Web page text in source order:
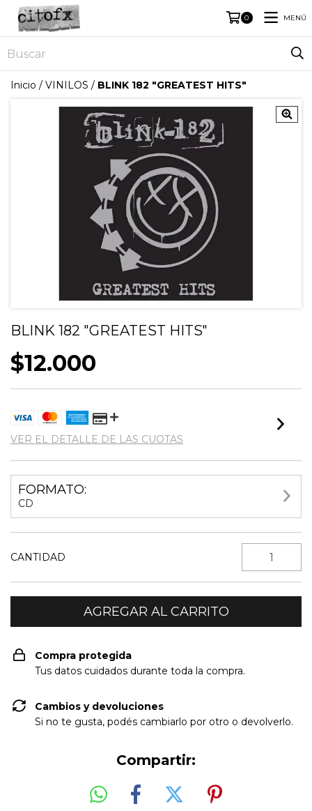
0 MENÚ
Inicio / VINILOS / BLINK 182 "GREATEST HITS"
BLINK 182 "GREATEST HITS"
$12.000
VER EL DETALLE DE LAS CUOTAS
FORMATO:
CD
CANTIDAD
Compra protegida
Tus datos cuidados durante toda la compra.
Cambios y devoluciones
Si no te gusta, podés cambiarlo por otro o devolverlo.
Compartir: